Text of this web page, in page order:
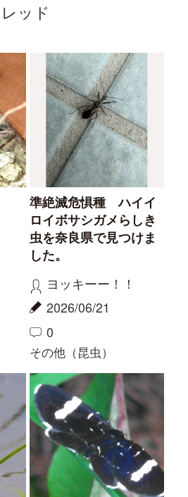
2021/05/02
その他（昆虫）
ウグイスカグラに来た
ミツバチ
aw
2021/03/14
3
その他（昆虫）
屋久島のコクワガタ
haru
2020/12/22